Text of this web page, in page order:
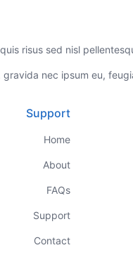
risus sed nisl
gravida nec ipsum eu,
Support
Home
About
FAQs
Support
Contact